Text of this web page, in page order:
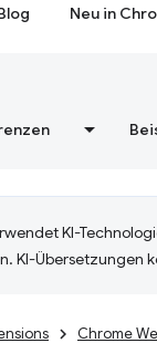
Neu in
KI-
KI-Übersetzungen
Chrome